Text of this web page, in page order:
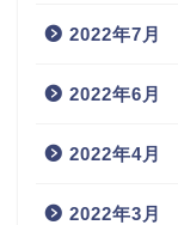
2022年7月
2022年6月
2022年4月
2022年3月